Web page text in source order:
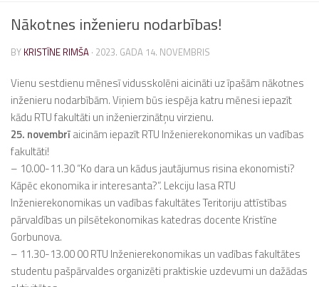
Nākotnes inženieru nodarbības!
BY KRISTĪNE RIMŠA · 2023. GADA 14. NOVEMBRIS
Vienu sestdienu mēnesī vidusskolēni aicināti uz īpašām nākotnes
inženieru nodarbībām. Viņiem būs iespēja katru mēnesi iepazīt
kādu RTU fakultāti un inženierzinātņu virzienu.
25. novembrīaicinām iepazīt RTU Inženierekonomikas un vadības
fakultāti!
– 10.00-11.30 “Ko dara un kādus jautājumus risina ekonomisti?
Kāpēc ekonomika ir interesanta?”. Lekciju lasa RTU
Inženierekonomikas un vadības fakultātes Teritoriju attīstības
pārvaldības un pilsētekonomikas katedras docente Kristīne
Gorbunova.
– 11.30-13.00 00 RTU Inženierekonomikas un vadības fakultātes
studentu pašpārvaldes organizēti praktiskie uzdevumi un dažādas